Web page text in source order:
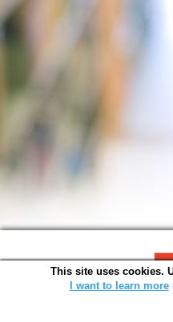
SOWA OPAC v.
This site uses cookies.
I want to learn more